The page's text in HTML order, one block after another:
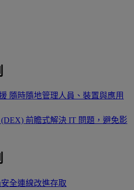
隨時隨地管理人員、裝置與應用
前瞻式解決 IT 問題，避免影
全連線改進存取